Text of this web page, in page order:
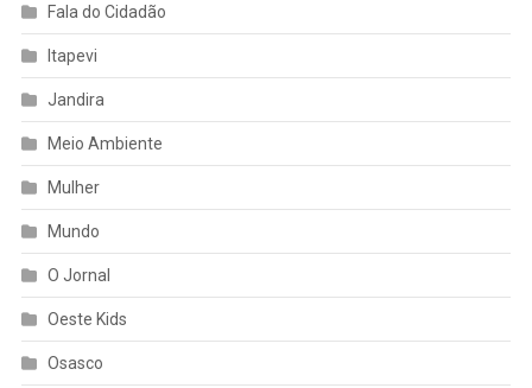
Fala do Cidadão
Itapevi
Jandira
Meio Ambiente
Mulher
Mundo
O Jornal
Oeste Kids
Osasco